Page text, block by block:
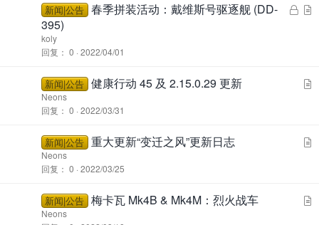
锁
新闻|公告 春季拼装活动：戴维斯号驱逐舰 (DD-
395)
koly
回复
0 2022/04/01
新闻|公告 健康行动 45 及 2.15.0.29 更新
Neons
回复
0 2022/03/31
新闻|公告 重大更新“变迁之风”更新日志
Neons
回复
0 2022/03/25
新闻|公告 梅卡瓦 Mk4B & Mk4M：烈火战车
Neons